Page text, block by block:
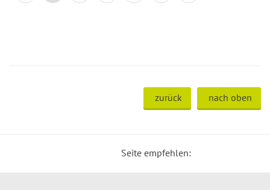
zurück nach oben
Seite empfehlen: